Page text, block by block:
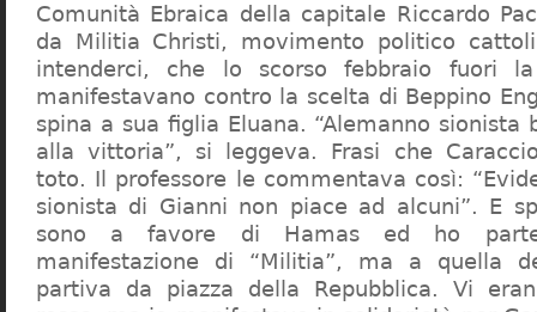
Comunità Ebraica della capitale Riccardo
da Militia Christi, movimento politico
intenderci, che lo scorso febbraio fuori
manifestavano contro la scelta di Beppino
spina a sua figlia Eluana. “Alemanno sionista
alla vittoria”, si leggeva. Frasi che
toto. Il professore le commentava così:
sionista di Gianni non piace ad alcuni”. E
sono a favore di Hamas ed ho
manifestazione di “Militia”, ma a quella
partiva da piazza della Repubblica. Vi